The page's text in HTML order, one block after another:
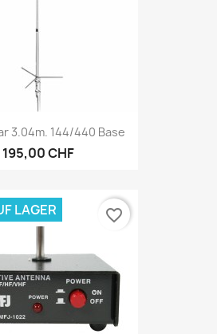
3.04m. 144/440 Base
195,00 CHF
LAGER favorite_border